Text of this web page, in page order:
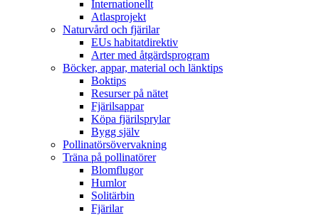
Internationellt
Atlasprojekt
Naturvård och fjärilar
EUs habitatdirektiv
Arter med åtgärdsprogram
Böcker, appar, material och länktips
Boktips
Resurser på nätet
Fjärilsappar
Köpa fjärilsprylar
Bygg själv
Pollinatörsövervakning
Träna på pollinatörer
Blomflugor
Humlor
Solitärbin
Fjärilar